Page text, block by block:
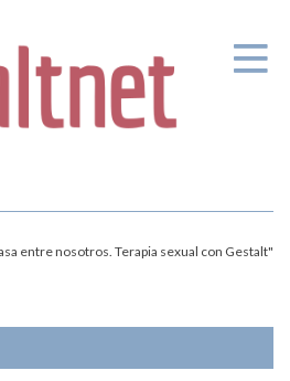
entre nosotros. Terapia sexual con Gestalt"